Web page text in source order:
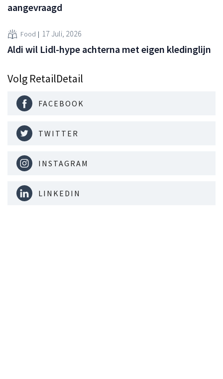
aangevraagd
Food 17 Juli, 2026
Aldi wil Lidl-hype achterna met eigen kledinglijn
Volg RetailDetail
FACEBOOK
TWITTER
INSTAGRAM
LINKEDIN